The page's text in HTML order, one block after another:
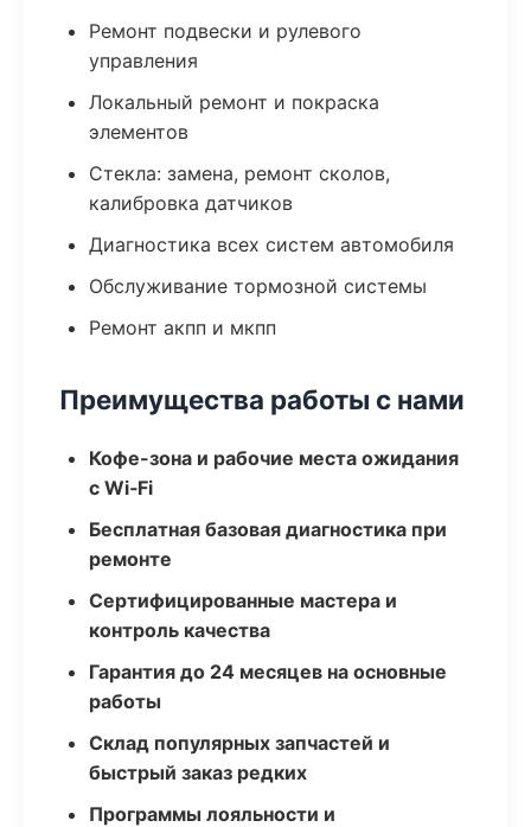
Ремонт подвески и рулевого
управления
Локальный ремонт и покраска
элементов
Стекла: замена, ремонт сколов,
калибровка датчиков
Диагностика всех систем автомобиля
Обслуживание тормозной системы
Ремонт акпп и мкпп
Преимущества работы с нами
Кофе-зона и рабочие места ожидания
с Wi‑Fi
Бесплатная базовая диагностика при
ремонте
Сертифицированные мастера и
контроль качества
Гарантия до 24 месяцев на основные
работы
Склад популярных запчастей и
быстрый заказ редких
Программы лояльности и